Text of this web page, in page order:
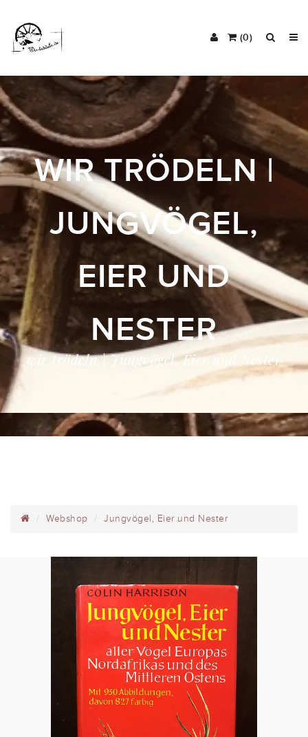
(0)
WIR TRÖDELN |
JUNGVÖGEL,
EIER UND
NESTER
wir trödeln | Jungvögel, Eier und Nester
Webshop Jungvögel, Eier und Nester